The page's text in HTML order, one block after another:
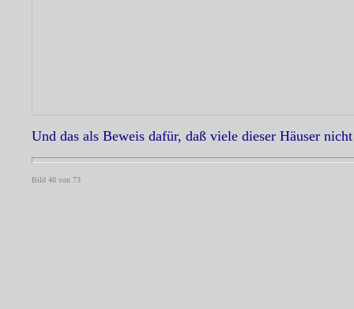
Und das als Beweis dafür, daß viele dieser Häuser
Bild 48 von 73